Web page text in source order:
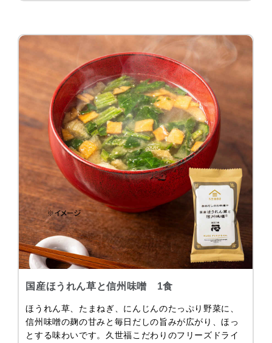
国産ほうれん草と信州味噌 1食
ほうれん草、たまねぎ、にんじんのたっぷり野菜に、
信州味噌の麹の甘みと毎日だしの旨みが広がり、ほっ
とする味わいです。久世福こだわりのフリーズドライ